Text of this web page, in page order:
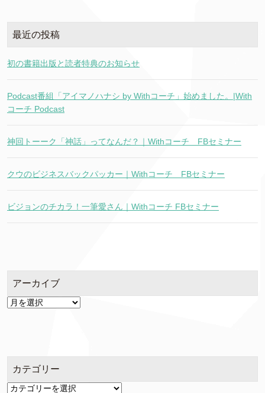
最近の投稿
初の書籍出版と読者特典のお知らせ
Podcast番組「アイマノハナシ by Withコーチ」始めました。|With
コーチ Podcast
神回トーーク「神話」ってなんだ？｜Withコーチ FBセミナー
クウのビジネスバックパッカー｜Withコーチ FBセミナー
ビジョンのチカラ！一筆愛さん｜Withコーチ FBセミナー
アーカイブ
ア
カテゴリー
カ